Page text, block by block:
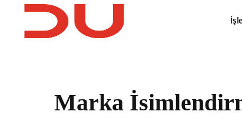
Marka